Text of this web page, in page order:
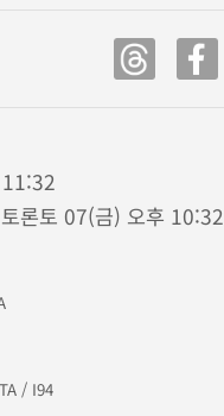
11:32
론토 07(금) 오후 10:32
/ I94